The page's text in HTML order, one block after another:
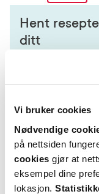
Vi bruker cookies
Nødvendige
på nettsiden
cookies gjør at
eksempel dine
lokasjon.
Hent
ditt
Velg hvilke
Få dine
Mer om reseptvarer